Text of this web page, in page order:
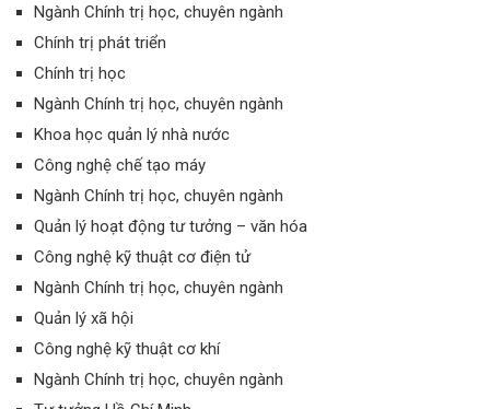
Ngành Chính trị học, chuyên ngành
Chính trị phát triển
Chính trị học
Ngành Chính trị học, chuyên ngành
Khoa học quản lý nhà nước
Công nghệ chế tạo máy
Ngành Chính trị học, chuyên ngành
Quản lý hoạt động tư tưởng – văn hóa
Công nghệ kỹ thuật cơ điện tử
Ngành Chính trị học, chuyên ngành
Quản lý xã hội
Công nghệ kỹ thuật cơ khí
Ngành Chính trị học, chuyên ngành